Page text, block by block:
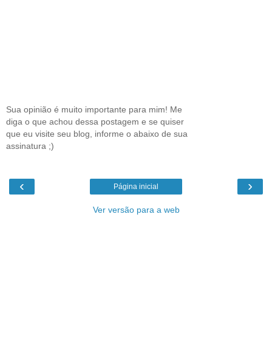
Sua opinião é muito importante para mim! Me
diga o que achou dessa postagem e se quiser
que eu visite seu blog, informe o abaixo de sua
assinatura ;)
‹ ›
Página inicial
Ver versão para a web